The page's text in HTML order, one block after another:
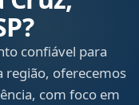
confiável para
região, oferecemos
com foco em